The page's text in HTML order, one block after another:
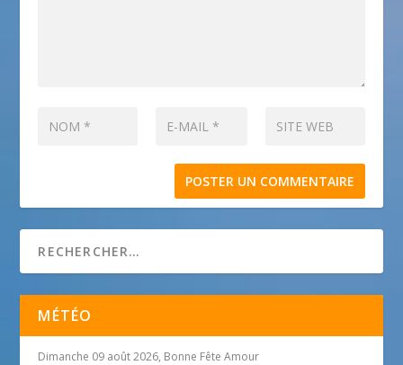
MÉTÉO
Dimanche 09 août 2026, Bonne Fête Amour